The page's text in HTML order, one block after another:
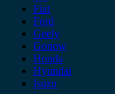
Fiat
Ford
Geely
Gonow
Honda
Hyundai
Isuzu